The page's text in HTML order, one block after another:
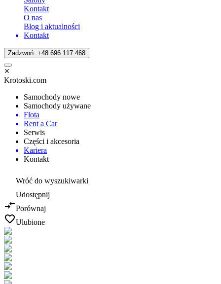
Kontakt
O nas
Blog i aktualności
Kontakt
Zadzwoń: +48 696 117 468
Krotoski.com
Samochody nowe
Samochody używane
Flota
Rent a Car
Serwis
Części i akcesoria
Kariera
Kontakt
Wróć do wyszukiwarki
Udostępnij
Porównaj
Ulubione